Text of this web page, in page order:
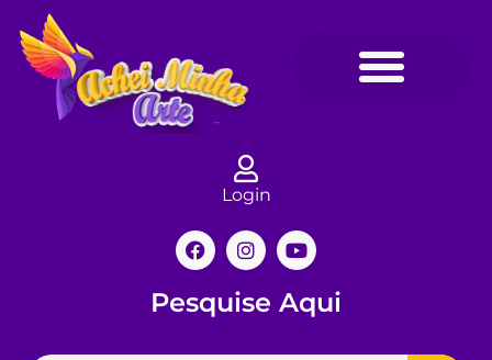
Login
Pesquise Aqui